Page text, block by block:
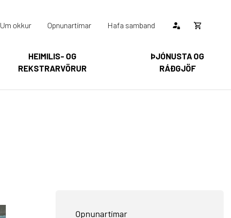
HEIMILIS- OG
REKSTRARVÖRUR
ÞJÓNUSTA OG
RÁÐGJÖF
Um okkur Opnunartímar Hafa samband
Opna
Karfan þín
körfu
Opnunartímar